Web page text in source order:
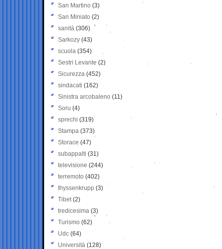
San Martino (3)
San Miniato (2)
sanità (306)
Sarkozy (43)
scuola (354)
Sestri Levante (2)
Sicurezza (452)
sindacati (162)
Sinistra arcobaleno (11)
Soru (4)
sprechi (319)
Stampa (373)
Storace (47)
subappalti (31)
televisione(244)
terremoto (402)
thyssenkrupp (3)
Tibet(2)
tredicesima (3)
Turismo (62)
Udc (64)
Università (128)